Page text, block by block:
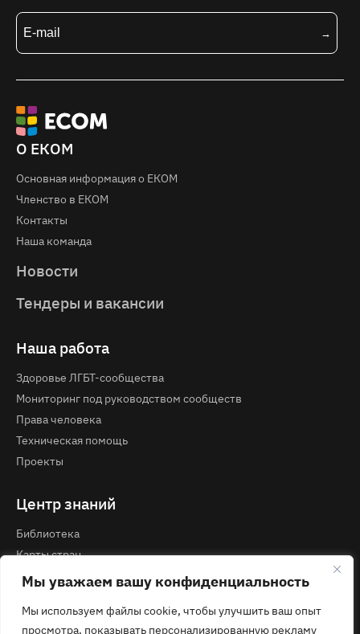
Мы уважаем вашу конфиденциальность
Мы используем файлы cookie, чтобы улучшить ваш опыт
просмотра, показывать персонализированную рекламу
О ЕКОМ
Основная информация о EКOM
Членство в ЕКОМ
Контакты
Наша команда
Новости
Тендеры и вакансии
Наша работа
Здоровье ЛГБТ-сообщества
Мониторинг под руководством сообществ
Права человека
Техническая помощь
Проекты
Центр знаний
Библиотека
Карты стран
Курсы и вебинары
Контакты